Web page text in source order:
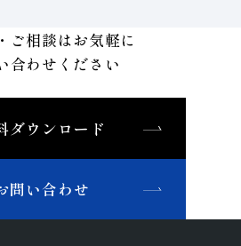
ご相談はお気軽に
合わせください
ダウンロード
問い合わせ